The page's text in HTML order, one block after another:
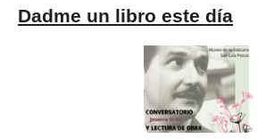
Dadme un libro este día